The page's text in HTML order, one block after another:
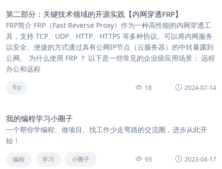
第二部分：关键技术领域的开源实践【内网穿透FRP】
FRP简介 FRP（Fast Reverse Proxy）作为一种高性能的内网穿透工
具，支持 TCP、UDP、HTTP、HTTPS 等多种协议。可以将内网服务
以安全、便捷的方式通过具有公网IP节点（云服务器）的中转暴露到
公网。 为什么使用 FRP ？ 以下是一些常见的企业级应用场景： 远程
办公和远程
frp 18 2024-07-14
我的编程学习小圈子
一个帮你学编程、做项目、找工作少走弯路的交流圈，进步从此开
始！
编程 学习 小圈子 93 2023-04-17